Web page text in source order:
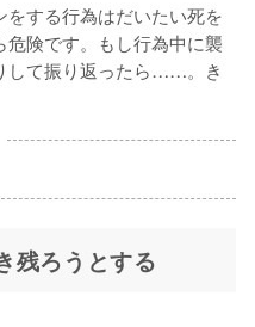
する行為はだいたい死を
険です。もし行為中に襲
して振り返ったら……。き
残ろうとする